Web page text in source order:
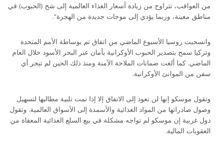
من العواقب، تتراوح من زيادة أسعار الغذاء العالمية إلى شح (الحبوب) في
مناطق معينة، وربما يؤدي إلى موجات جديدة من الهجرة”.
وانسحبت روسيا الأسبوع الماضي من اتفاق تم بوساطة الأمم المتحدة
وتركيا سمح بتصدير الحبوب الأوكرانية بأمان عبر البحر الأسود خلال العام
الماضي. كما ألغت ضمانات الملاحة الآمنة ومنذ ذلك الحين لم تبحر أي
سفن من الموانئ الأوكرانية.
وتقول موسكو إنها لن تعود إلى الاتفاق إلا إذا تمت تلبية مطالبها لتسهيل
وصول صادراتها من المواد الغذائية والأسمدة إلى الأسواق العالمية. وتقول
دول غربية إن موسكو لم تواجه مشكلة في بيع السلع الغذائية المعفاة من
العقوبات المالية.